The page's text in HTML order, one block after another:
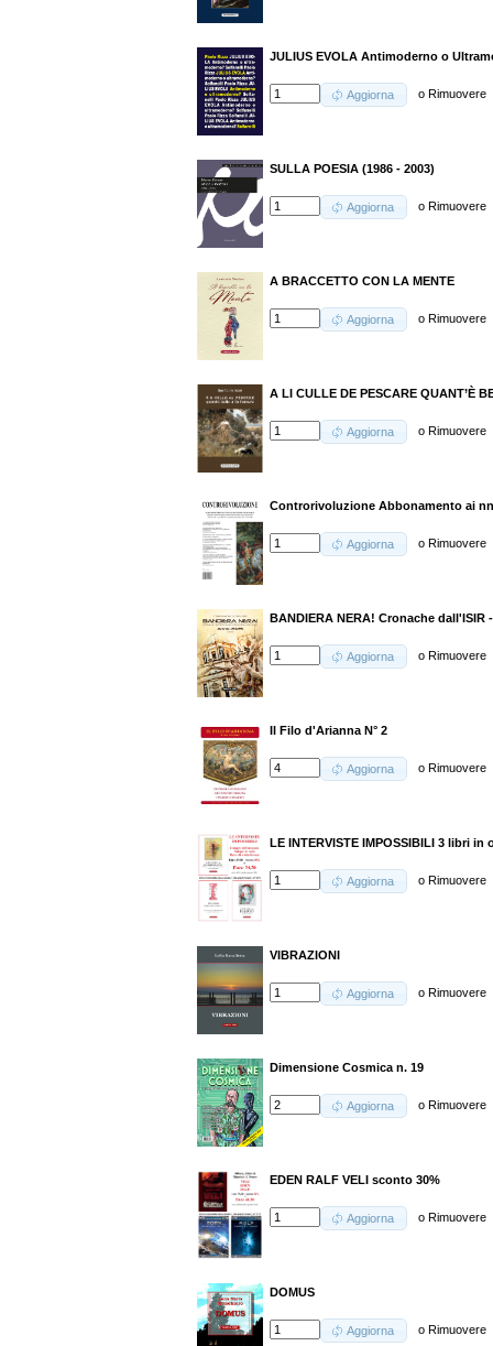
JULIUS EVOLA Antimoderno o
Aggiorna oRimuovere
SULLA POESIA (1986 - 2003)
Aggiorna oRimuovere
A BRACCETTO CON LA MENTE
Aggiorna oRimuovere
A LI CULLE DE PESCARE QUANT’È
Aggiorna oRimuovere
Controrivoluzione Abbonamento ai
Aggiorna oRimuovere
BANDIERA NERA! Cronache dall'ISIR
Aggiorna oRimuovere
Il Filo d'Arianna N° 2
Aggiorna oRimuovere
LE INTERVISTE IMPOSSIBILI 3 libri in
Aggiorna oRimuovere
VIBRAZIONI
Aggiorna oRimuovere
Dimensione Cosmica n. 19
Aggiorna oRimuovere
EDEN RALF VELI sconto 30%
Aggiorna oRimuovere
DOMUS
Aggiorna oRimuovere